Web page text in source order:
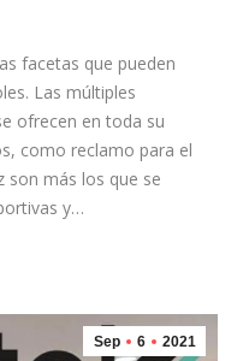
facetas que pueden
Las múltiples
ofrecen en toda su
como reclamo para el
son más los que se
y…
Sep 6 2021